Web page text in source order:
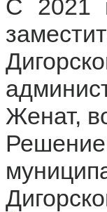
С 2021
Женат,